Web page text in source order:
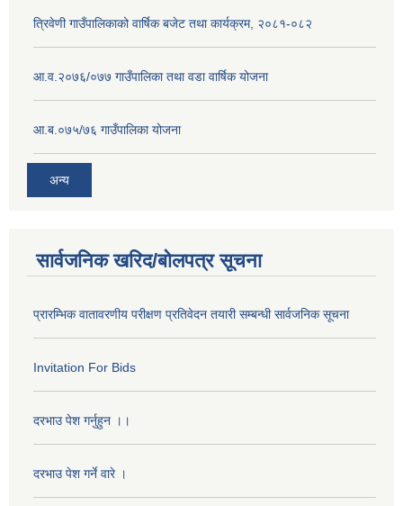
त्रिवेणी गाउँपालिकाको वार्षिक बजेट तथा कार्यक्रम, २०८१-०८२
आ.व.२०७६/०७७ गाउँपालिका तथा वडा वार्षिक योजना
आ.ब.०७५/७६ गाउँपालिका योजना
अन्य
सार्वजनिक खरिद/बोलपत्र सूचना
प्रारम्भिक वातावरणीय परीक्षण प्रतिवेदन तयारी सम्बन्धी सार्वजनिक सूचना
Invitation For Bids
दरभाउ पेश गर्नुहुन ।।
दरभाउ पेश गर्ने वारे ।